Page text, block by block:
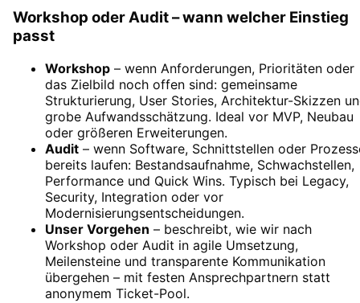
Workshop oder Audit – wann welcher Einstieg
passt
Workshop – wenn Anforderungen, Prioritäten oder
das Zielbild noch offen sind: gemeinsame
Strukturierung, User Stories, Architektur-Skizzen
grobe Aufwandsschätzung. Ideal vor MVP, Neubau
oder größeren Erweiterungen.
Audit – wenn Software, Schnittstellen oder
bereits laufen: Bestandsaufnahme, Schwachstellen,
Performance und Quick Wins. Typisch bei Legacy,
Security, Integration oder vor
Modernisierungsentscheidungen.
Unser Vorgehen – beschreibt, wie wir nach
Workshop oder Audit in agile Umsetzung,
Meilensteine und transparente Kommunikation
übergehen – mit festen Ansprechpartnern statt
anonymem Ticket-Pool.